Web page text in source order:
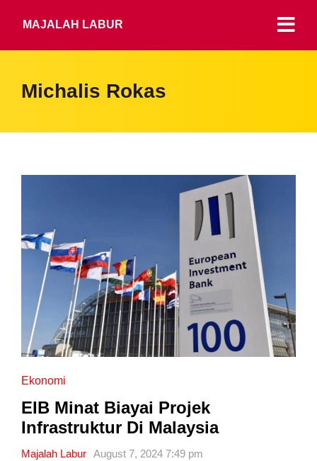
MAJALAH LABUR
Michalis Rokas
Ekonomi
EIB Minat Biayai Projek
Infrastruktur Di Malaysia
Majalah Labur August 7, 2024 7:49 pm